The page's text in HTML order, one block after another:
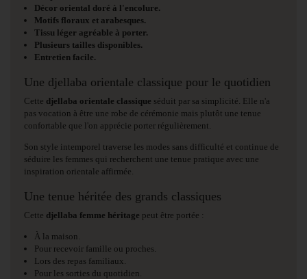
Décor oriental doré à l'encolure.
Motifs floraux et arabesques.
Tissu léger agréable à porter.
Plusieurs tailles disponibles.
Entretien facile.
Une djellaba orientale classique pour le quotidien
Cette djellaba orientale classique séduit par sa simplicité. Elle n'a
pas vocation à être une robe de cérémonie mais plutôt une tenue
confortable que l'on apprécie porter régulièrement.
Son style intemporel traverse les modes sans difficulté et continue de
séduire les femmes qui recherchent une tenue pratique avec une
inspiration orientale affirmée.
Une tenue héritée des grands classiques
Cette djellaba femme héritage peut être portée :
À la maison.
Pour recevoir famille ou proches.
Lors des repas familiaux.
Pour les sorties du quotidien.